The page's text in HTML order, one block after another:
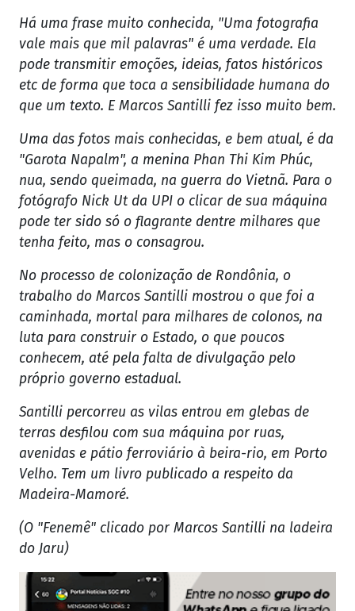
Há uma frase muito conhecida, "Uma fotografia
vale mais que mil palavras" é uma verdade. Ela
pode transmitir emoções, ideias, fatos históricos
etc de forma que toca a sensibilidade humana do
que um texto. E Marcos Santilli fez isso muito bem.
Uma das fotos mais conhecidas, e bem atual, é da
"Garota Napalm", a menina Phan Thi Kim Phúc,
nua, sendo queimada, na guerra do Vietnã. Para o
fotógrafo Nick Ut da UPI o clicar de sua máquina
pode ter sido só o flagrante dentre milhares que
tenha feito, mas o consagrou.
No processo de colonização de Rondônia, o
trabalho do Marcos Santilli mostrou o que foi a
caminhada, mortal para milhares de colonos, na
luta para construir o Estado, o que poucos
conhecem, até pela falta de divulgação pelo
próprio governo estadual.
Santilli percorreu as vilas entrou em glebas de
terras desfilou com sua máquina por ruas,
avenidas e pátio ferroviário à beira-rio, em Porto
Velho. Tem um livro publicado a respeito da
Madeira-Mamoré.
(O "Fenemê" clicado por Marcos Santilli na ladeira
do Jaru)